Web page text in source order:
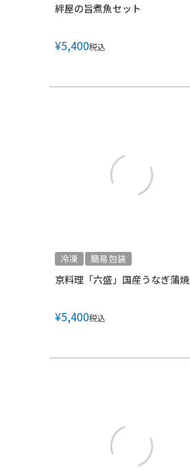
絆屋の旨煮魚セット
¥5,400税込
冷凍 簡易包装
京料理「六盛」国産うなぎ蒲焼
¥5,400税込